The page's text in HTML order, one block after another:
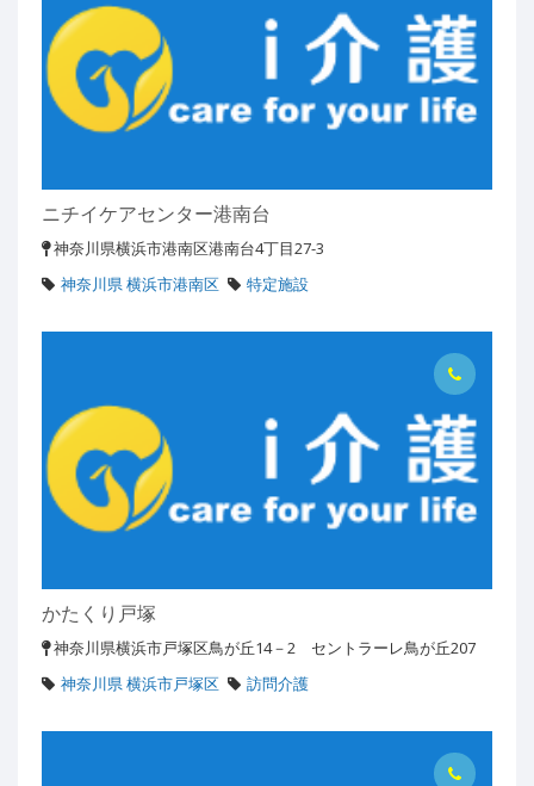
ニチイケアセンター港南台
神奈川県横浜市港南区港南台4丁目27-3
神奈川県 横浜市港南区
特定施設
かたくり戸塚
神奈川県横浜市戸塚区鳥が丘14－2 セントラーレ鳥が丘207
神奈川県 横浜市戸塚区
訪問介護